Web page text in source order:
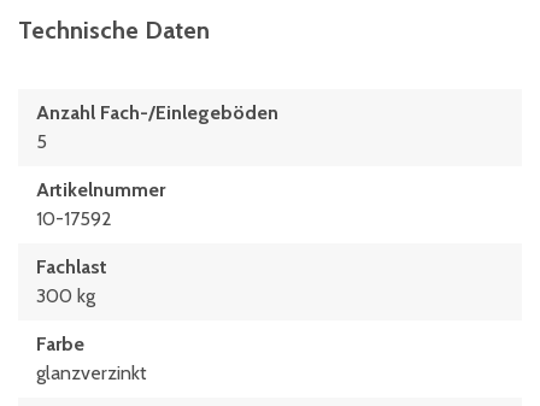
Technische Daten
Anzahl Fach-/Einlegeböden
5
Artikelnummer
10-17592
Fachlast
300 kg
Farbe
glanzverzinkt